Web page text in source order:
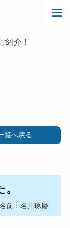
紹介！
覧へ戻る
前：名川琢磨